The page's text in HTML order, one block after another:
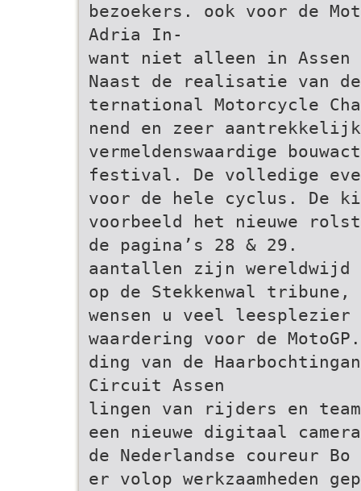
bezoekers. ook voor de
Adria In-
want niet alleen in Assen
Naast de realisatie van
ternational Motorcycle
nend en zeer
vermeldenswaardige
festival. De volledige
voor de hele cyclus. De
voorbeeld het nieuwe
de pagina’s 28 & 29.
aantallen zijn wereldwijd
op de Stekkenwal
wensen u veel
waardering voor de
ding van de
Circuit Assen
lingen van rijders en
een nieuwe digitaal
de Nederlandse coureur
er volop werkzaamheden